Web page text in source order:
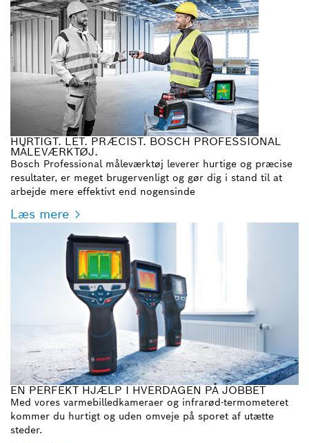
HURTIGT. LET. PRÆCIST. BOSCH PROFESSIONAL
MÅLEVÆRKTØJ.
Bosch Professional måleværktøj leverer hurtige og præcise
resultater, er meget brugervenligt og gør dig i stand til at
arbejde mere effektivt end nogensinde
Læs mere
EN PERFEKT HJÆLP I HVERDAGEN PÅ JOBBET
Med vores varmebilledkameraer og infrarød-termometeret
kommer du hurtigt og uden omveje på sporet af utætte
steder.